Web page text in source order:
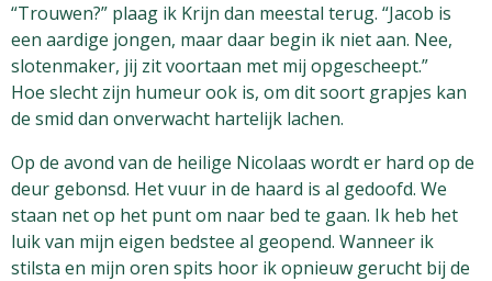
“Trouwen?” plaag ik Krijn dan meestal terug. “Jacob is
een aardige jongen, maar daar begin ik niet aan. Nee,
slotenmaker, jij zit voortaan met mij opgescheept.”
Hoe slecht zijn humeur ook is, om dit soort grapjes kan
de smid dan onverwacht hartelijk lachen.
Op de avond van de heilige Nicolaas wordt er hard op de
deur gebonsd. Het vuur in de haard is al gedoofd. We
staan net op het punt om naar bed te gaan. Ik heb het
luik van mijn eigen bedstee al geopend. Wanneer ik
stilsta en mijn oren spits hoor ik opnieuw gerucht bij de